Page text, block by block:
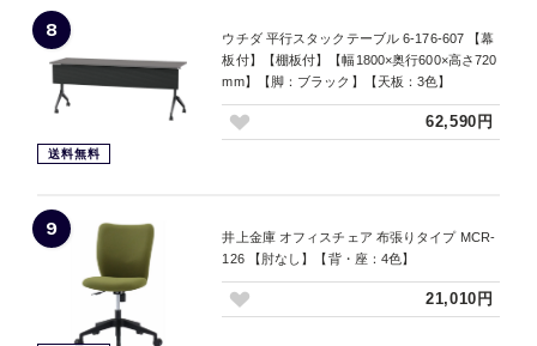
8
送料無料
ウチダ 平行スタックテーブル 6-176-607 【幕
板付】【棚板付】【幅1800×奥行600×高さ720
mm】【脚：ブラック】【天板：3色】
62,590円
9
井上金庫 オフィスチェア 布張りタイプ MCR-
126 【肘なし】【背・座：4色】
21,010円